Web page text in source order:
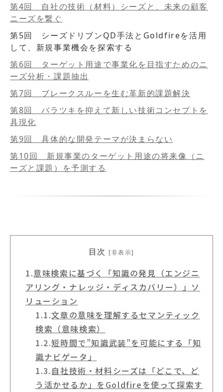
第4回 自社の技術（材料）シーズと、未来の顧客
ニーズを繋ぐ
第5回 シーズドリブンQD手法とGoldfireを活用
して、新規事業機会を探索する
第6回 ターゲット用途で事業化を目指すためのニ
ーズ分析・課題抽出
第7回 ブレークスルーを生む革新的課題解決
第8回 バラツキを抑えて新しい技術コンセプトを
具現化
第9回 具体的な開発テーマが決まらない
第10回 新規事業のターゲット用途の将来像（ニ
ーズと課題）を予測する
目次 [非表示]
1.意味検索に基づく「知識の発見（エンジニ
アリング・ナレッジ・ディスカバリー）」ソ
リューション
1.1.文章の意味を理解するセマンティック
検索（意味検索）
1.2.短時間で”知識武装”を可能にする「知
識ナビゲータ」
1.3.自社技術・材料シーズは「どこで、ど
う活かせるか」をGoldfireを使って探索す